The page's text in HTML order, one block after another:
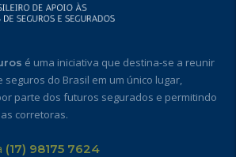
é uma iniciativa que destina-se a reunir
do Brasil em um único lugar,
parte dos futuros segurados e permitindo
corretoras.
(17) 98175 7624